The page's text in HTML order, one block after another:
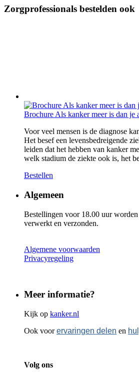
Zorgprofessionals bestelden ook
Brochure Als kanker meer is dan je
Voor veel mensen is de diagnose
Het besef een levensbedreigende
leiden dat het hebben van kanker
welk stadium de ziekte ook is, het
Bestellen
Algemeen
Bestellingen voor 18.00 uur
verwerkt en verzonden.
Algemene voorwaarden
Privacyregeling
Meer informatie?
Kijk op kanker.nl
Ook voorervaringen delen en
Volg ons